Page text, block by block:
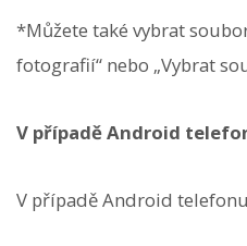
*Můžete také vybrat
fotografií“ nebo „Vybrat
V případě Android
V případě Android